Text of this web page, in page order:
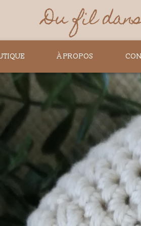
Du fil
À PROPOS